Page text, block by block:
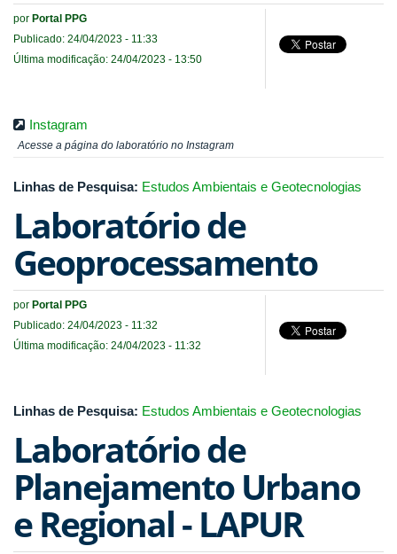
por Portal PPG
Publicado: 24/04/2023 - 11:33
Última modificação: 24/04/2023 - 13:50
Instagram
Acesse a página do laboratório no Instagram
Linhas de Pesquisa: Estudos Ambientais e Geotecnologias
Laboratório de
Geoprocessamento
por Portal PPG
Publicado: 24/04/2023 - 11:32
Última modificação: 24/04/2023 - 11:32
Linhas de Pesquisa: Estudos Ambientais e Geotecnologias
Laboratório de
Planejamento Urbano
e Regional - LAPUR